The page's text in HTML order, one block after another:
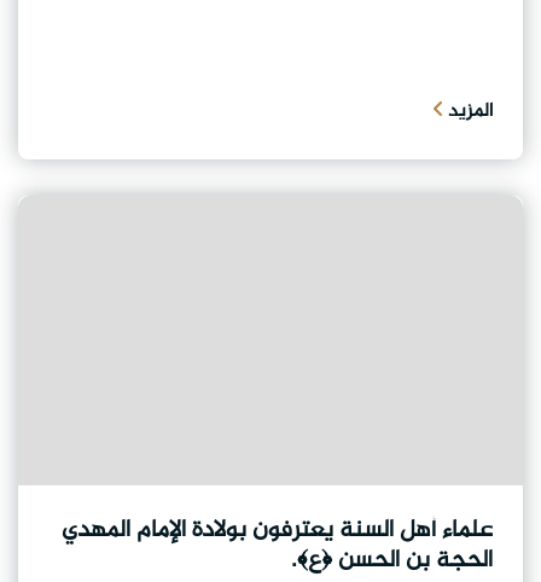
المزيد
علماء أهل السنة يعترفون بولادة الإمام المهدي
الحجة بن الحسن ﴿ع﴾.